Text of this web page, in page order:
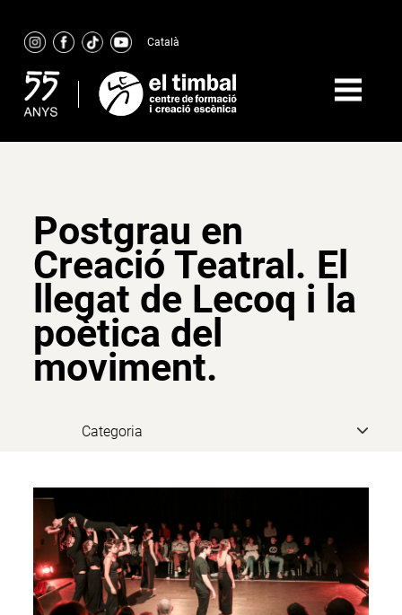
content
Català
Postgrau en
Creació Teatral. El
llegat de Lecoq i la
poètica del
moviment.